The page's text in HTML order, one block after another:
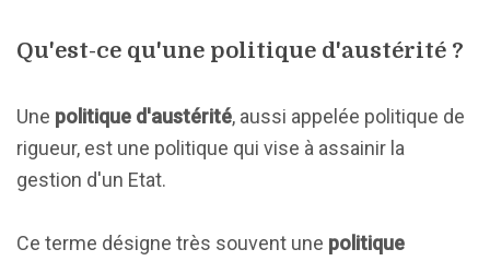
Qu'est-ce qu'une politique d'austérité ?
Une politique d'austérité, aussi appelée politique de
rigueur, est une politique qui vise à assainir la
gestion d'un Etat.
Ce terme désigne très souvent une politique